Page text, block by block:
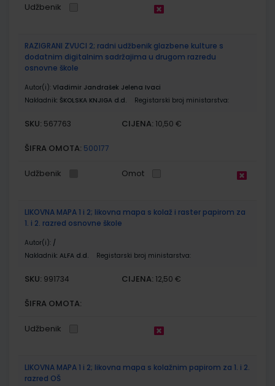
Udžbenik
RAZIGRANI ZVUCI 2; radni udžbenik glazbene kulture s
dodatnim digitalnim sadržajima u drugom razredu
osnovne škole
Autor(i): Vladimir Jandrašek Jelena Ivaci
Nakladnik: ŠKOLSKA KNJIGA d.d. Registarski broj ministarstva:
SKU: 567763 CIJENA: 10,50 €
ŠIFRA OMOTA: 500177
Udžbenik Omot
LIKOVNA MAPA 1 i 2; likovna mapa s kolaž i raster papirom za
1. i 2. razred osnovne škole
Autor(i): /
Nakladnik: ALFA d.d. Registarski broj ministarstva:
SKU: 991734 CIJENA: 12,50 €
ŠIFRA OMOTA:
Udžbenik
LIKOVNA MAPA 1 i 2; likovna mapa s kolažnim papirom za 1. i 2.
razred OŠ